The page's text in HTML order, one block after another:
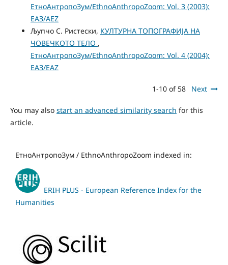
ЕтноАнтропоЗум/EthnoAnthropoZoom: Vol. 3 (2003):
ЕАЗ/AEZ
Љупчо С. Ристески, КУЛТУРНА ТОПОГРАФИЈА НА
ЧОВЕЧКОТО ТЕЛО ,
ЕтноАнтропоЗум/EthnoAnthropoZoom: Vol. 4 (2004):
ЕАЗ/EAZ
1-10 of 58 Next
You may also start an advanced similarity search for this
article.
ЕтноАнтропоЗум / EthnoAnthropoZoom indexed in:
ERIH PLUS - European Reference Index for the
Humanities